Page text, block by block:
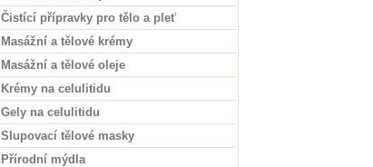
Čistící přípravky pro tělo a pleť
Masážní a tělové krémy
Masážní a tělové oleje
Krémy na celulitidu
Gely na celulitidu
Slupovací tělové masky
Přírodní mýdla